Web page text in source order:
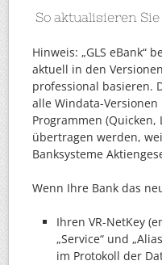
So aktualisieren
Hinweis: „GLS eBank“
aktuell in den
professional basieren.
alle Windata-
Programmen
übertragen werden,
Banksysteme
Wenn Ihre Bank das
Ihren VR-NetKey
„Service“ und
im Protokoll der